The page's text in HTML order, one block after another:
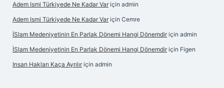
Adem Ismi Türkiyede Ne Kadar Var için admin
Adem Ismi Türkiyede Ne Kadar Var için Cemre
İSlam Medeniyetinin En Parlak Dönemi Hangi Dönemdir için admin
İSlam Medeniyetinin En Parlak Dönemi Hangi Dönemdir için Figen
Insan Hakları Kaça Ayrılır için admin